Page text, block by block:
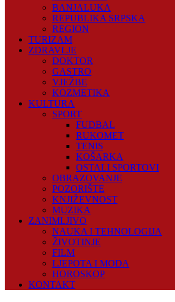
BANJALUKA
REPUBLIKA SRPSKA
REGION
TURIZAM
ZDRAVLJE
DOKTOR
GASTRO
VJEŽBE
KOZMETIKA
KULTURA
SPORT
FUDBAL
RUKOMET
TENIS
KOŠARKA
OSTALI SPORTOVI
OBRAZOVANJE
POZORIŠTE
KNJIŽEVNOST
MUZIKA
ZANIMLJIVO
NAUKA I TEHNOLOGIJA
ŽIVOTINJE
FILM
LJEPOTA I MODA
HOROSKOP
KONTAKT